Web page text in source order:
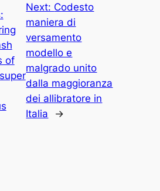
of
Next: Codesto
maniera di
versamento
modello e
malgrado unito
dalla maggioranza
dei allibratore in
Italia
→